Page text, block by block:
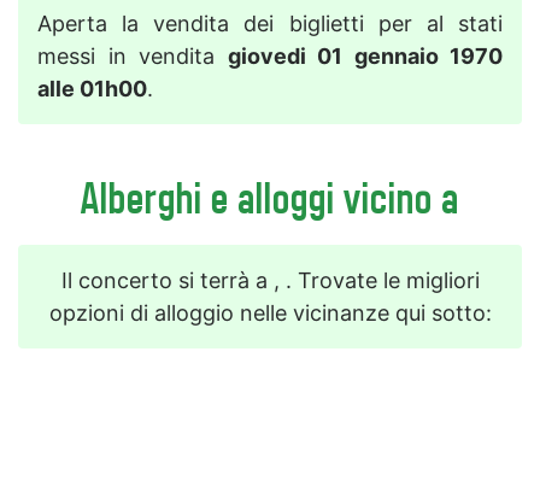
Aperta la vendita dei biglietti per al stati
messi in vendita giovedi 01 gennaio 1970
alle 01h00.
Alberghi e alloggi vicino a
Il concerto si terrà a , . Trovate le migliori
opzioni di alloggio nelle vicinanze qui sotto: